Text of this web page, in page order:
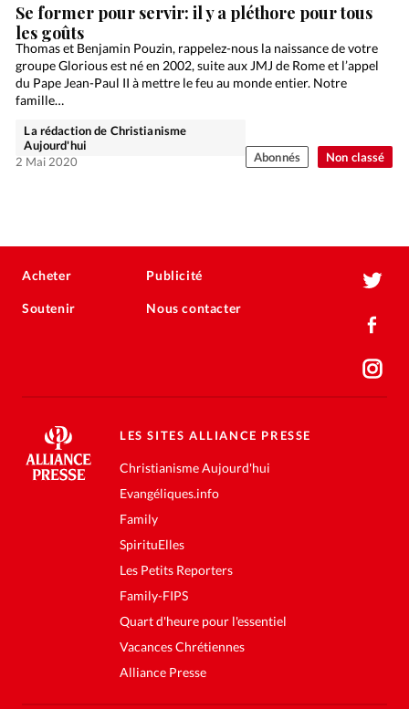
Non classé
Se former pour servir: il y a pléthore pour tous
les goûts
Thomas et Benjamin Pouzin, rappelez-nous la naissance de votre
groupe Glorious est né en 2002, suite aux JMJ de Rome et l’appel
du Pape Jean-Paul II à mettre le feu au monde entier. Notre
famille…
La rédaction de Christianisme
Aujourd'hui
2 Mai 2020
Abonnés
Acheter
Soutenir
Publicité
Nous contacter
LES SITES ALLIANCE PRESSE
Christianisme Aujourd'hui
Evangéliques.info
Family
SpirituElles
Les Petits Reporters
Family-FIPS
Quart d'heure pour l'essentiel
Vacances Chrétiennes
Alliance Presse